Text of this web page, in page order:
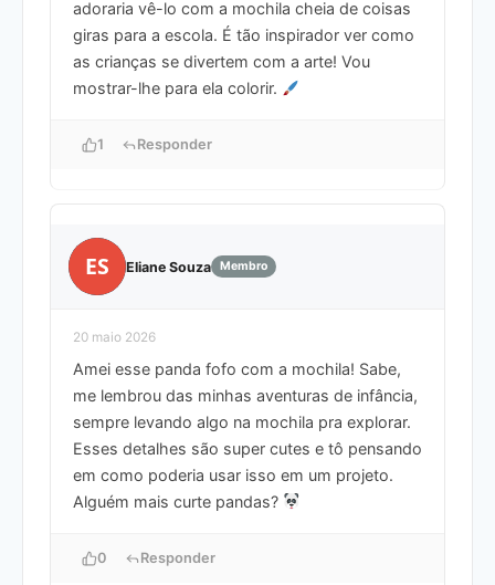
adoraria vê-lo com a mochila cheia de coisas
giras para a escola. É tão inspirador ver como
as crianças se divertem com a arte! Vou
mostrar-lhe para ela colorir.
1 Responder
ES Eliane Souza Membro
20 maio 2026
Amei esse panda fofo com a mochila! Sabe,
me lembrou das minhas aventuras de infância,
sempre levando algo na mochila pra explorar.
Esses detalhes são super cutes e tô pensando
em como poderia usar isso em um projeto.
Alguém mais curte pandas?
0 Responder